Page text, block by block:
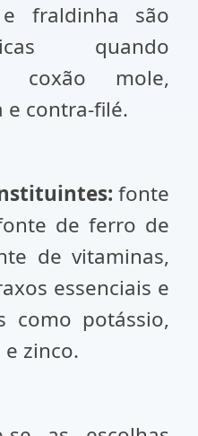
fraldinha são
quando
coxão mole,
e contra-filé.
fonte
de ferro de
de vitaminas,
essenciais e
como potássio,
zinco.